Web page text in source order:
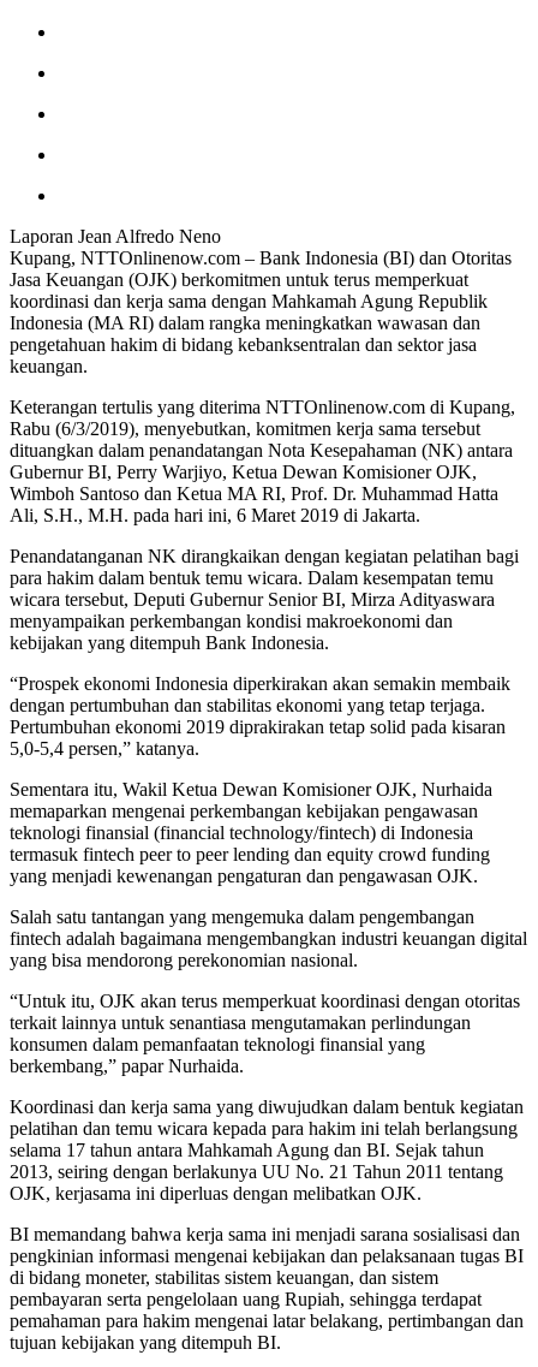
Laporan Jean Alfredo Neno
Kupang, NTTOnlinenow.com – Bank Indonesia (BI) dan Otoritas
Jasa Keuangan (OJK) berkomitmen untuk terus memperkuat
koordinasi dan kerja sama dengan Mahkamah Agung Republik
Indonesia (MA RI) dalam rangka meningkatkan wawasan dan
pengetahuan hakim di bidang kebanksentralan dan sektor jasa
keuangan.
Keterangan tertulis yang diterima NTTOnlinenow.com di Kupang,
Rabu (6/3/2019), menyebutkan, komitmen kerja sama tersebut
dituangkan dalam penandatangan Nota Kesepahaman (NK) antara
Gubernur BI, Perry Warjiyo, Ketua Dewan Komisioner OJK,
Wimboh Santoso dan Ketua MA RI, Prof. Dr. Muhammad Hatta
Ali, S.H., M.H. pada hari ini, 6 Maret 2019 di Jakarta.
Penandatanganan NK dirangkaikan dengan kegiatan pelatihan bagi
para hakim dalam bentuk temu wicara. Dalam kesempatan temu
wicara tersebut, Deputi Gubernur Senior BI, Mirza Adityaswara
menyampaikan perkembangan kondisi makroekonomi dan
kebijakan yang ditempuh Bank Indonesia.
“Prospek ekonomi Indonesia diperkirakan akan semakin membaik
dengan pertumbuhan dan stabilitas ekonomi yang tetap terjaga.
Pertumbuhan ekonomi 2019 diprakirakan tetap solid pada kisaran
5,0-5,4 persen,” katanya.
Sementara itu, Wakil Ketua Dewan Komisioner OJK, Nurhaida
memaparkan mengenai perkembangan kebijakan pengawasan
teknologi finansial (financial technology/fintech) di Indonesia
termasuk fintech peer to peer lending dan equity crowd funding
yang menjadi kewenangan pengaturan dan pengawasan OJK.
Salah satu tantangan yang mengemuka dalam pengembangan
fintech adalah bagaimana mengembangkan industri keuangan digital
yang bisa mendorong perekonomian nasional.
“Untuk itu, OJK akan terus memperkuat koordinasi dengan otoritas
terkait lainnya untuk senantiasa mengutamakan perlindungan
konsumen dalam pemanfaatan teknologi finansial yang
berkembang,” papar Nurhaida.
Koordinasi dan kerja sama yang diwujudkan dalam bentuk kegiatan
pelatihan dan temu wicara kepada para hakim ini telah berlangsung
selama 17 tahun antara Mahkamah Agung dan BI. Sejak tahun
2013, seiring dengan berlakunya UU No. 21 Tahun 2011 tentang
OJK, kerjasama ini diperluas dengan melibatkan OJK.
BI memandang bahwa kerja sama ini menjadi sarana sosialisasi dan
pengkinian informasi mengenai kebijakan dan pelaksanaan tugas BI
di bidang moneter, stabilitas sistem keuangan, dan sistem
pembayaran serta pengelolaan uang Rupiah, sehingga terdapat
pemahaman para hakim mengenai latar belakang, pertimbangan dan
tujuan kebijakan yang ditempuh BI.